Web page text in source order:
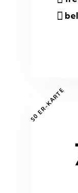
50 ER-KARTE